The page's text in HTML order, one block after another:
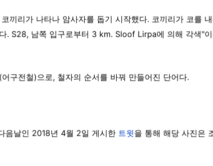
끼리가 나타나 암사자를 돕기 시작했다. 코끼리가 코를
. S28, 남쪽 입구로부터 3 km. Sloof Lirpa에 의해 각색"
구전철)으로, 철자의 순서를 바꿔 만들어진 단어다.
음날인 2018년 4월 2일 게시한 트윗을 통해 해당 사진은